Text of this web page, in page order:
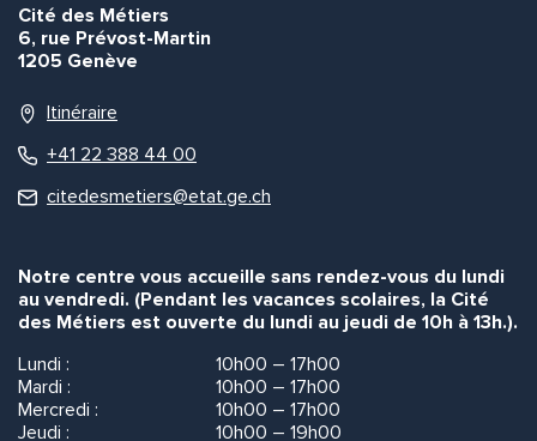
Cité des Métiers
6, rue Prévost-Martin
1205 Genève
Itinéraire
+41 22 388 44 00
citedesmetiers@etat.ge.ch
Notre centre vous accueille sans rendez-vous du lundi
au vendredi. (Pendant les vacances scolaires, la Cité
des Métiers est ouverte du lundi au jeudi de 10h à 13h.).
Lundi :
10h00 – 17h00
Mardi :
10h00 – 17h00
Mercredi :
10h00 – 17h00
Jeudi :
10h00 – 19h00